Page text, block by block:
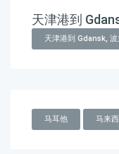
天津港到
天津港到 Gdansk,
马耳他 马来